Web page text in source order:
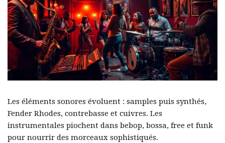
Les éléments sonores évoluent : samples puis synthés,
Fender Rhodes, contrebasse et cuivres. Les
instrumentales piochent dans bebop, bossa, free et funk
pour nourrir des morceaux sophistiqués.